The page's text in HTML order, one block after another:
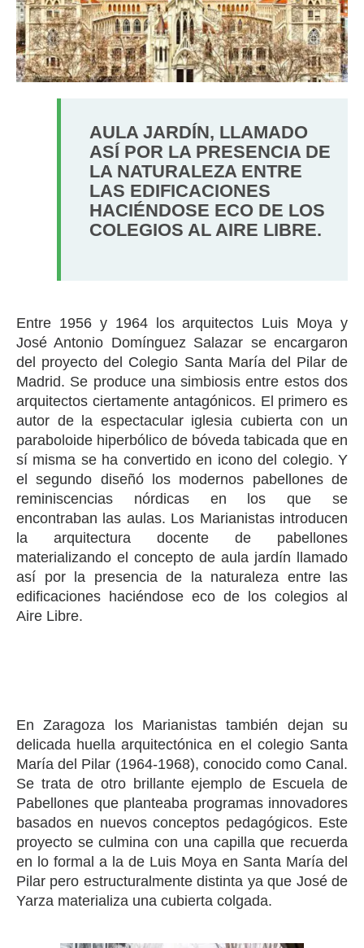
AULA JARDÍN, LLAMADO
ASÍ POR LA PRESENCIA DE
LA NATURALEZA ENTRE
LAS EDIFICACIONES
HACIÉNDOSE ECO DE LOS
COLEGIOS AL AIRE LIBRE.
Entre 1956 y 1964 los arquitectos Luis Moya y
José Antonio Domínguez Salazar se encargaron
del proyecto del Colegio Santa María del Pilar de
Madrid. Se produce una simbiosis entre estos dos
arquitectos ciertamente antagónicos. El primero es
autor de la espectacular iglesia cubierta con un
paraboloide hiperbólico de bóveda tabicada que en
sí misma se ha convertido en icono del colegio. Y
el segundo diseñó los modernos pabellones de
reminiscencias nórdicas en los que se
encontraban las aulas. Los Marianistas introducen
la arquitectura docente de pabellones
materializando el concepto de aula jardín llamado
así por la presencia de la naturaleza entre las
edificaciones haciéndose eco de los colegios al
Aire Libre.
En Zaragoza los Marianistas también dejan su
delicada huella arquitectónica en el colegio Santa
María del Pilar (1964-1968), conocido como Canal.
Se trata de otro brillante ejemplo de Escuela de
Pabellones que planteaba programas innovadores
basados en nuevos conceptos pedagógicos. Este
proyecto se culmina con una capilla que recuerda
en lo formal a la de Luis Moya en Santa María del
Pilar pero estructuralmente distinta ya que José de
Yarza materializa una cubierta colgada.